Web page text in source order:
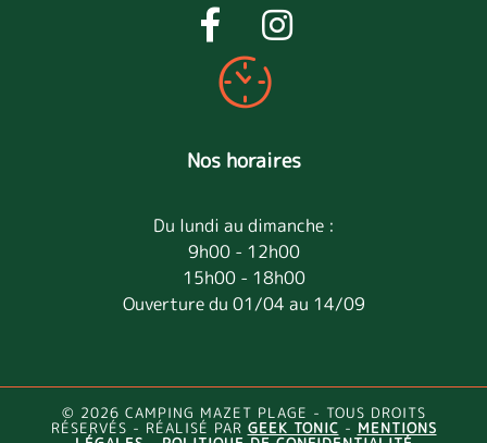
Nos horaires
Du lundi au dimanche :
9h00 - 12h00
15h00 - 18h00
Ouverture du 01/04 au 14/09
© 2026 CAMPING MAZET PLAGE - TOUS DROITS
RÉSERVÉS - RÉALISÉ PAR GEEK TONIC - MENTIONS